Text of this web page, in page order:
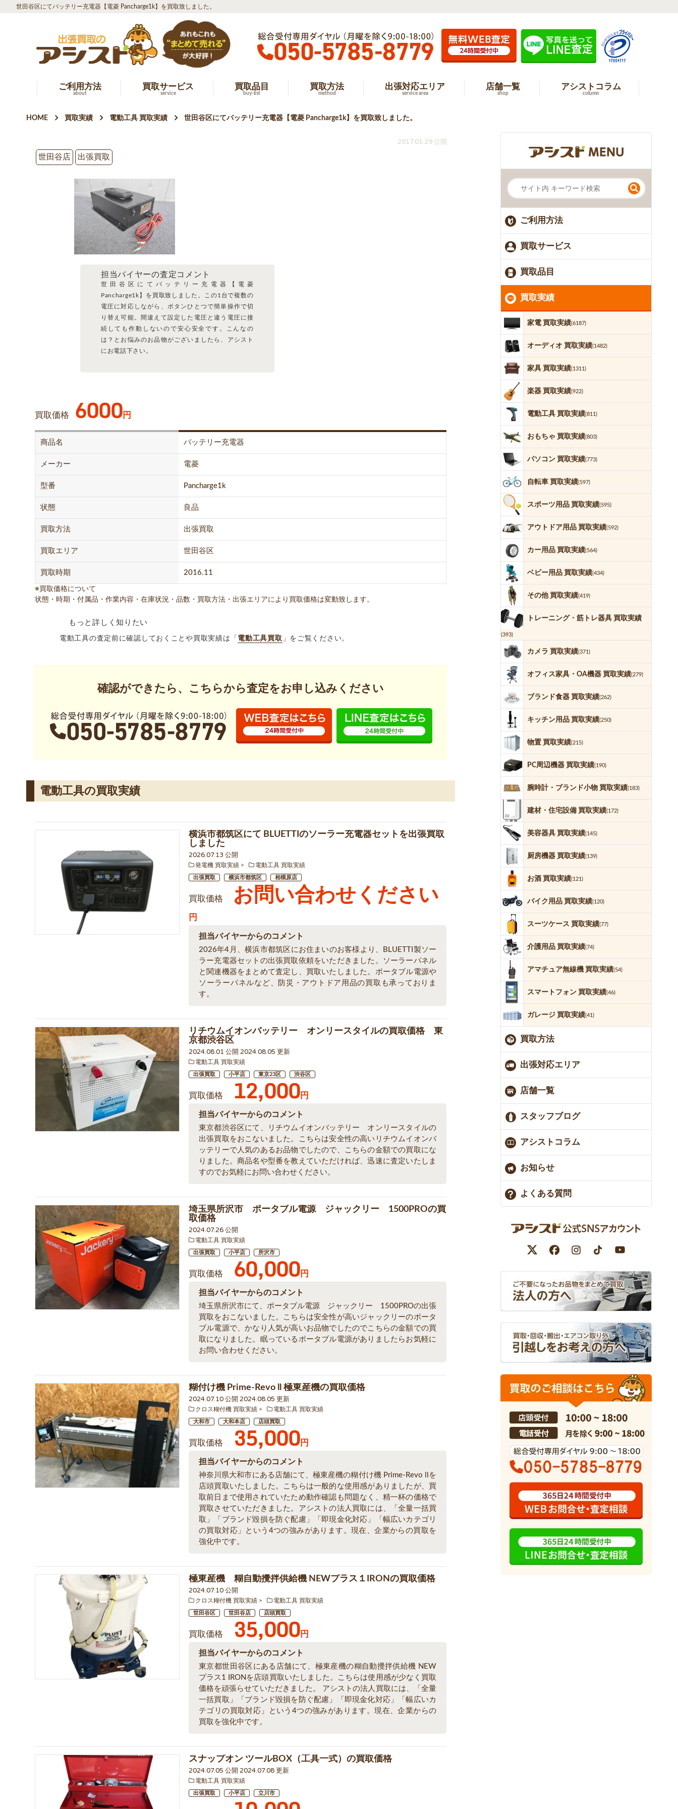
世田谷区にてバッテリー充電器【電菱 Pancharge1k】を買取致しました。
ご利用方法
about
買取サービス
service
買取品目
buy-list
買取方法
method
出張対応エリア
service area
店舗一覧
shop
アシストコラム
column
HOME 買取実績 電動工具 買取実績 世田谷区にてバッテリー充電器【電菱 Pancharge1k】を買取致しました。
2017.01.29 公開
世田谷店
出張買取
担当バイヤーの査定コメント
世田谷区にてバッテリー充電器【電菱
Pancharge1k】を買取致しました。この1台で複数の
電圧に対応しながら、ボタンひとつで簡単操作で切
り替え可能。間違えて設定した電圧と違う電圧に接
続しても作動しないので安心安全です。こんなの
は？とお悩みのお品物がございましたら、アシスト
にお電話下さい。
買取価格 6000円
商品名 バッテリー充電器
メーカー 電菱
型番 Pancharge1k
状態 良品
買取方法 出張買取
買取エリア 世田谷区
買取時期 2016.11
※買取価格について
状態・時期・付属品・作業内容・在庫状況・品数・買取方法・出張エリアにより買取価格は変動致します。
もっと詳しく知りたい
電動工具の査定前に確認しておくことや買取実績は「 電動工具買取 」をご覧ください。
確認ができたら、こちらから査定をお申し込みください
電動工具の買取実績
横浜市都筑区にて BLUETTIのソーラー充電器セットを出張買取
しました
2026.07.13 公開
発電機 買取実績 電動工具 買取実績
出張買取 横浜市都筑区 相模原店
買取価格 お問い合わせください
円
担当バイヤーからのコメント
2026年4月、横浜市都筑区にお住まいのお客様より、BLUETTI製ソー
ラー充電器セットの出張買取依頼をいただきました。ソーラーパネル
と関連機器をまとめて査定し、買取いたしました。ポータブル電源や
ソーラーパネルなど、防災・アウトドア用品の買取も承っておりま
す。
リチウムイオンバッテリー オンリースタイルの買取価格 東
京都渋谷区
2024.08.01 公開 2024.08.05 更新
電動工具 買取実績
出張買取 小平店 東京23区 渋谷区
買取価格 12,000円
担当バイヤーからのコメント
東京都渋谷区にて、リチウムイオンバッテリー オンリースタイルの
出張買取をおこないました。こちらは安全性の高いリチウムイオンバ
ッテリーで人気のあるお品物でしたので、こちらの金額での買取にな
りました。商品名や型番を教えていただければ、迅速に査定いたしま
すのでお気軽にお問い合わせください。
埼玉県所沢市 ポータブル電源 ジャックリー 1500PROの買
取価格
2024.07.26 公開
電動工具 買取実績
出張買取 小平店 所沢市
買取価格 60,000円
担当バイヤーからのコメント
埼玉県所沢市にて、ポータブル電源 ジャックリー 1500PROの出張
買取をおこないました。こちらは安全性が高いジャックリーのポータ
ブル電源で、かなり人気が高いお品物でしたのでこちらの金額での買
取になりました。眠っているポータブル電源がありましたらお気軽に
お問い合わせください。
糊付け機 Prime-Revo ll 極東産機の買取価格
2024.07.10 公開 2024.08.05 更新
クロス糊付機 買取実績 電動工具 買取実績
大和市 大和本店 店頭買取
買取価格 35,000円
担当バイヤーからのコメント
神奈川県大和市にある店舗にて、極東産機の糊付け機 Prime-Revo llを
店頭買取いたしました。こちらは一般的な使用感がありましたが、買
取前日まで使用されていたため動作確認も問題なく、精一杯の価格で
買取させていただきました。アシストの法人買取には、「全量一括買
取」「ブランド毀損を防ぐ配慮」「即現金化対応」「幅広いカテゴリ
の買取対応」という4つの強みがあります。現在、企業からの買取を
強化中です。
極東産機 糊自動攪拌供給機 NEWプラス１IRONの買取価格
2024.07.10 公開
クロス糊付機 買取実績 電動工具 買取実績
世田谷区 世田谷店 店頭買取
買取価格 35,000円
担当バイヤーからのコメント
東京都世田谷区にある店舗にて、極東産機の糊自動攪拌供給機 NEW
プラス1 IRONを店頭買取いたしました。こちらは使用感が少なく買取
価格を頑張らせていただきました。 アシストの法人買取には、「全量
一括買取」「ブランド毀損を防ぐ配慮」「即現金化対応」「幅広いカ
テゴリの買取対応」という4つの強みがあります。現在、企業からの
買取を強化中です。
スナップオン ツールBOX（工具一式）の買取価格
2024.07.05 公開 2024.07.08 更新
電動工具 買取実績
出張買取 小平店 立川市
ご利用方法
買取サービス
買取品目
買取実績
家電 買取実績(6187)
オーディオ 買取実績(1482)
家具 買取実績(1311)
楽器 買取実績(922)
電動工具 買取実績(811)
おもちゃ 買取実績(803)
パソコン 買取実績(773)
自転車 買取実績(597)
スポーツ用品 買取実績(595)
アウトドア用品 買取実績(592)
カー用品 買取実績(564)
ベビー用品 買取実績(434)
その他 買取実績(419)
トレーニング・筋トレ器具 買取実績
(393)
カメラ 買取実績(371)
オフィス家具・OA機器 買取実績(279)
ブランド食器 買取実績(262)
キッチン用品 買取実績(250)
物置 買取実績(215)
PC周辺機器 買取実績(190)
腕時計・ブランド小物 買取実績(183)
建材・住宅設備 買取実績(172)
美容器具 買取実績(145)
厨房機器 買取実績(139)
お酒 買取実績(121)
バイク用品 買取実績(120)
スーツケース 買取実績(77)
介護用品 買取実績(74)
アマチュア無線機 買取実績(54)
スマートフォン 買取実績(46)
ガレージ 買取実績(41)
買取方法
出張対応エリア
店舗一覧
スタッフブログ
アシストコラム
お知らせ
よくある質問